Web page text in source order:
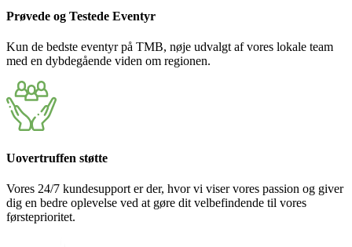
Prøvede og Testede Eventyr
Kun de bedste eventyr på TMB, nøje udvalgt af vores lokale team
med en dybdegående viden om regionen.
Uovertruffen støtte
Vores 24/7 kundesupport er der, hvor vi viser vores passion og giver
dig en bedre oplevelse ved at gøre dit velbefindende til vores
førsteprioritet.